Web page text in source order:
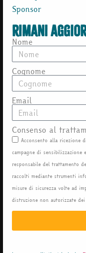
Sponsor
rimani
Nome
Cognome
Email
Consenso al
Acconsento alla ricezione
campagne di
responsabile del trattamento
raccolti mediante strumenti
misure di sicurezza volte ad
distruzione non autorizzate